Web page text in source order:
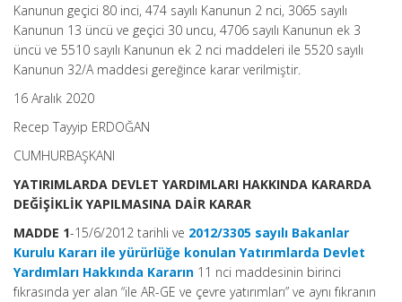
Kanunun geçici 80 inci, 474 sayılı Kanunun 2 nci, 3065 sayılı
Kanunun 13 üncü ve geçici 30 uncu, 4706 sayılı Kanunun ek 3
üncü ve 5510 sayılı Kanunun ek 2 nci maddeleri ile 5520 sayılı
Kanunun 32/A maddesi gereğince karar verilmiştir.
16 Aralık 2020
Recep Tayyip ERDOĞAN
CUMHURBAŞKANI
YATIRIMLARDA DEVLET YARDIMLARI HAKKINDA KARARDA
DEĞİŞİKLİK YAPILMASINA DAİR KARAR
MADDE 1-15/6/2012 tarihli ve 2012/3305 sayılı Bakanlar
Kurulu Kararı ile yürürlüğe konulan Yatırımlarda Devlet
Yardımları Hakkında Kararın 11 nci maddesinin birinci
fıkrasında yer alan “ile AR-GE ve çevre yatırımları” ve aynı fıkranın